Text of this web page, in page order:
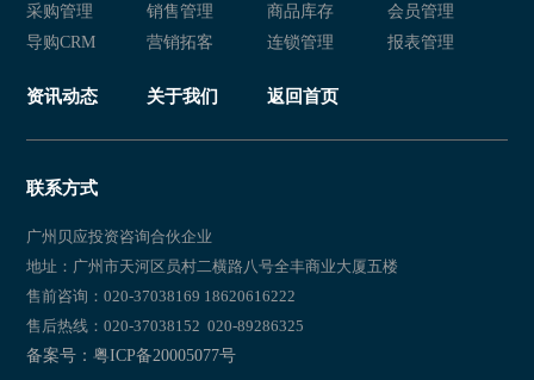
采购管理 销售管理 商品库存
会员管理
导购CRM
营销拓客 连锁管理 报表管理
资讯动态 关于我们 返回首页
联系方式
广州贝应投资咨询合伙企业
地址：广州市天河区员村二横路八号全丰商业大厦五楼
售前咨询：020-37038169 18620616222
售后热线：020-37038152 020-89286325
备案号：粤ICP备20005077号